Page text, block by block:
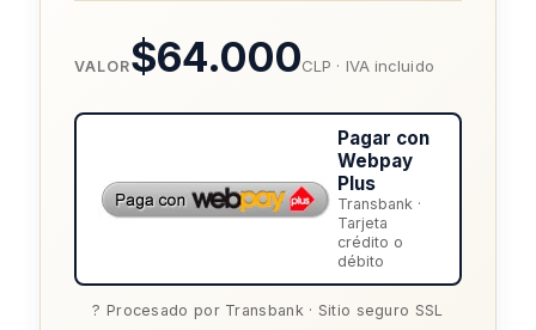
VALOR$64.000CLP · IVA incluido
Pagar con
Webpay
Plus
Transbank ·
Tarjeta
crédito o
débito
? Procesado por Transbank · Sitio seguro SSL